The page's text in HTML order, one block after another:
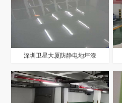
深圳卫星大厦防静电地坪漆